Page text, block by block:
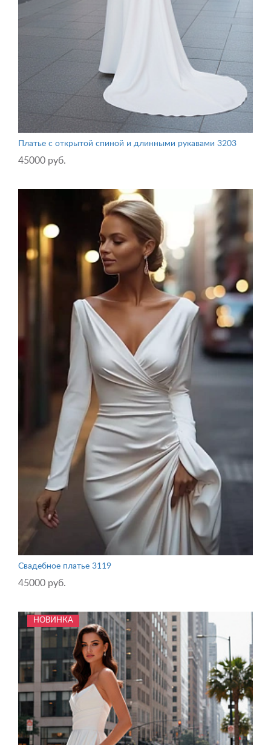
Платье с открытой спиной и длинными рукавами 3203
45000 руб.
Свадебное платье 3119
45000 руб.
НОВИНКА